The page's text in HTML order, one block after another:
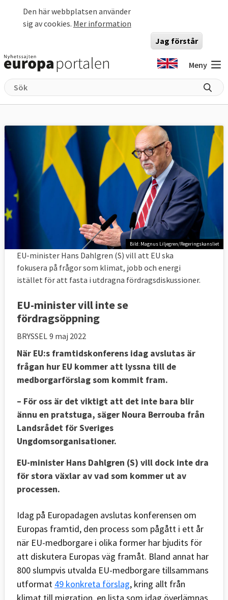
Den här webbplatsen använder
sig av cookies. Mer information
Jag förstår
Meny
Bild: Magnus Liljegren/Regeringskansliet
EU-minister Hans Dahlgren (S) vill att EU ska
fokusera på frågor som klimat, jobb och energi
istället för att fasta i utdragna fördragsdiskussioner.
EU-minister vill inte se
fördragsöppning
BRYSSEL 9 maj 2022
När EU:s framtidskonferens idag avslutas är
frågan hur EU kommer att lyssna till de
medborgarförslag som kommit fram.
– För oss är det viktigt att det inte bara blir
ännu en pratstuga, säger Noura Berrouba från
Landsrådet för Sveriges
Ungdomsorganisationer.
EU-minister Hans Dahlgren (S) vill dock inte dra
för stora växlar av vad som kommer ut av
processen.
Idag på Europadagen avslutas konferensen om
Europas framtid, den process som pågått i ett år
när EU-medborgare i olika former har bjudits för
att diskutera Europas väg framåt. Bland annat har
800 slumpvis utvalda EU-medborgare tillsammans
utformat 49 konkreta förslag, kring allt från
klimat till migration, en lista som idag överlämnas